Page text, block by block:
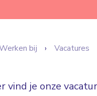
bij Vacatures
vind je onze